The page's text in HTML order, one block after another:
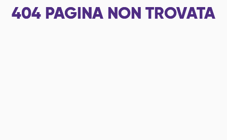
404 PAGINA NON TROVATA